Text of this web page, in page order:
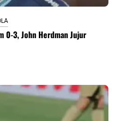
0-3, John Herdman Jujur